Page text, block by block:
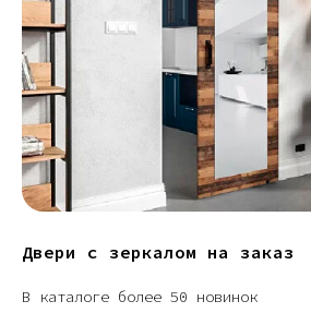
Двери с зеркалом на заказ
В каталоге более 50 новинок